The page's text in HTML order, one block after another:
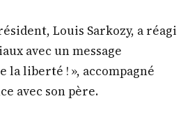
Louis Sarkozy, a réagi
avec un message
la liberté ! », accompagné
avec son père.